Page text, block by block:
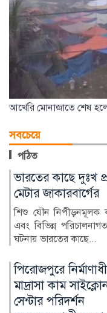
আখেরি মোনাজাতে শেষ হলো
সবচেয়ে
পঠিত
ট্রাম্পের হেলিকপ্টারের
কাছে বিমান, তদন্তে
কর্তৃপক্ষ
মাঝ আকাশে মার্কিন
ডোনাল্ড ট্রাম্পের
নরসিংদীর
আলোকবালিতে
গুলি করে হত্যা